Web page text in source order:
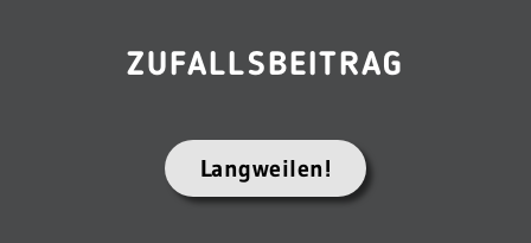
ZUFALLSBEITRAG
Langweilen!